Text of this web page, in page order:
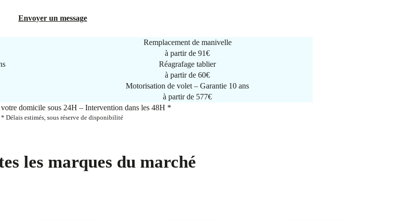
Envoyer un message
Remplacement de manivelle
à partir de91€
Réagrafage tablier
à partir de60€
Motorisation de volet – Garantie 10 ans
à partir de 577€
domicile sous 24H – Intervention dans les 48H *
* Délais estimés, sous réserve de disponibilité
les marques du marché